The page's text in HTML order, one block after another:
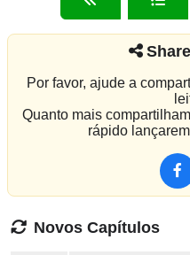
Por favor, ajude a
Quanto mais
rápido
Novos Capítulos